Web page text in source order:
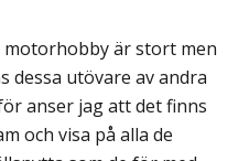
är stort men
dessa utövare av andra
anser jag att det finns
och visa på alla de